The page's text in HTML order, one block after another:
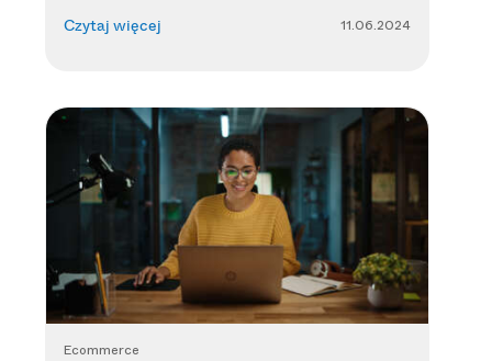
Czytaj więcej 11.06.2024
Ecommerce